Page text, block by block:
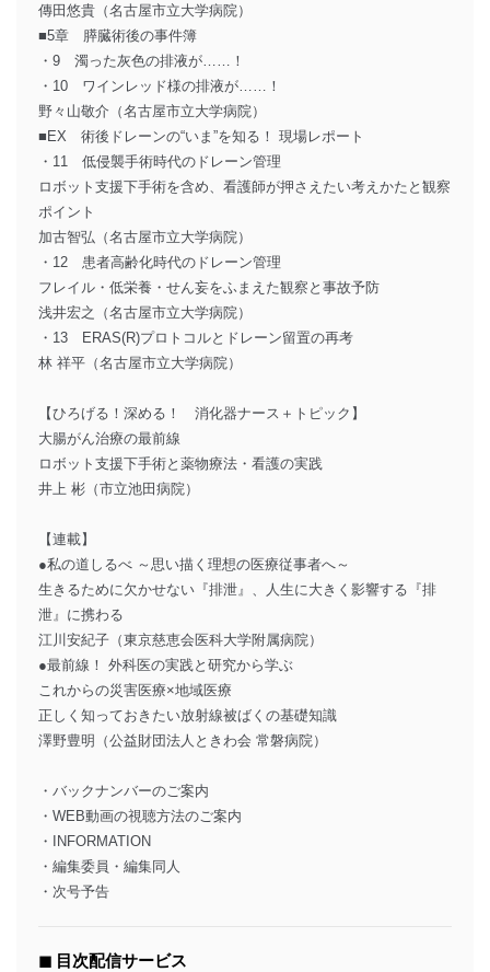
傳田悠貴（名古屋市立大学病院）
■5章 膵臓術後の事件簿
・9 濁った灰色の排液が……！
・10 ワインレッド様の排液が……！
野々山敬介（名古屋市立大学病院）
■EX 術後ドレーンの“いま”を知る！ 現場レポート
・11 低侵襲手術時代のドレーン管理
ロボット支援下手術を含め、看護師が押さえたい考えかたと観察
ポイント
加古智弘（名古屋市立大学病院）
・12 患者高齢化時代のドレーン管理
フレイル・低栄養・せん妄をふまえた観察と事故予防
浅井宏之（名古屋市立大学病院）
・13 ERAS(R)プロトコルとドレーン留置の再考
林 祥平（名古屋市立大学病院）
【ひろげる！深める！ 消化器ナース＋トピック】
大腸がん治療の最前線
ロボット支援下手術と薬物療法・看護の実践
井上 彬（市立池田病院）
【連載】
●私の道しるべ ～思い描く理想の医療従事者へ～
生きるために欠かせない『排泄』、人生に大きく影響する『排
泄』に携わる
江川安紀子（東京慈恵会医科大学附属病院）
●最前線！ 外科医の実践と研究から学ぶ
これからの災害医療×地域医療
正しく知っておきたい放射線被ばくの基礎知識
澤野豊明（公益財団法人ときわ会 常磐病院）
・バックナンバーのご案内
・WEB動画の視聴方法のご案内
・INFORMATION
・編集委員・編集同人
・次号予告
◼︎ 目次配信サービス